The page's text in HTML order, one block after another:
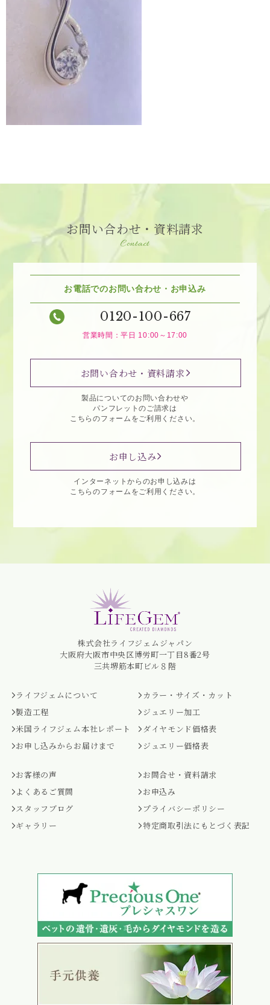
お問い合わせ・資料請求
Contact
お電話でのお問い合わせ・お申込み
0120-100-667
営業時間：平日 10:00～17:00
お問い合わせ・資料請求
製品についてのお問い合わせや
パンフレットのご請求は
こちらのフォームをご利用ください。
お申し込み
インターネットからのお申し込みは
こちらのフォームをご利用ください。
株式会社ライフジェムジャパン
大阪府大阪市中央区博労町一丁目8番2号
三共堺筋本町ビル８階
ライフジェムについて
製造工程
米国ライフジェム本社レポート
お申し込みからお届けまで
カラー・サイズ・カット
ジュエリー加工
ダイヤモンド価格表
ジュエリー価格表
お客様の声
よくあるご質問
スタッフブログ
ギャラリー
お問合せ・資料請求
お申込み
プライバシーポリシー
特定商取引法にもとづく表記